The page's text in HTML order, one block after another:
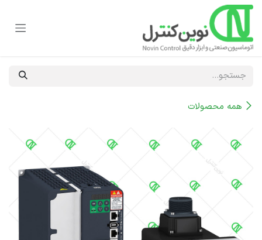
صرف نظر و مشاهده محتوا
همه محصولات